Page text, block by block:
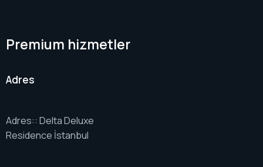
Premium hizmetler
Adres
Adres:: Delta Deluxe
Residence İstanbul